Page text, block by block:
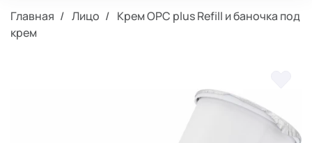
Главная Лицо
Крем OPC plus Refill и баночка под
крем